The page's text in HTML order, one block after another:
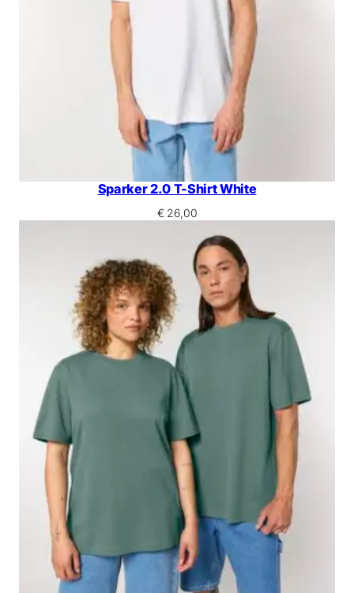
Sparker 2.0 T-Shirt White
€26,00